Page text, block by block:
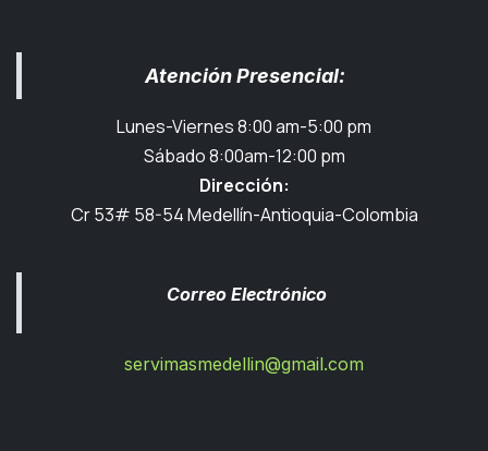
Atención Presencial:
Lunes-Viernes 8:00 am-5:00 pm
Sábado 8:00am-12:00 pm
Dirección:
Cr 53# 58-54 Medellín-Antioquia-Colombia
Correo Electrónico
servimasmedellin@gmail.com